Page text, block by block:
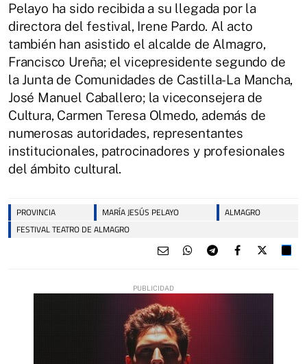
Pelayo ha sido recibida a su llegada por la
directora del festival, Irene Pardo. Al acto
también han asistido el alcalde de Almagro,
Francisco Ureña; el vicepresidente segundo de
la Junta de Comunidades de Castilla-La Mancha,
José Manuel Caballero; la viceconsejera de
Cultura, Carmen Teresa Olmedo, además de
numerosas autoridades, representantes
institucionales, patrocinadores y profesionales
del ámbito cultural.
PROVINCIA MARÍA JESÚS PELAYO
ALMAGRO
FESTIVAL TEATRO DE ALMAGRO